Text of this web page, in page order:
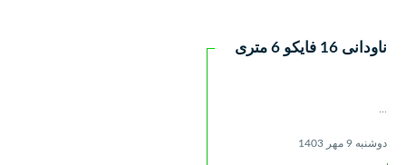
ناودانی 16 فایکو 6 متری
دوشنبه 9 مهر 1403